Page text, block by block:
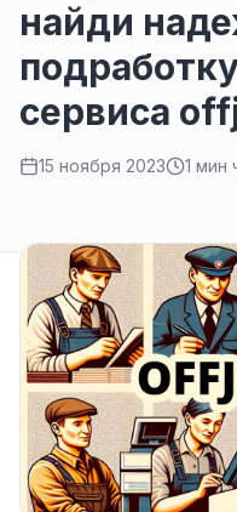
найди
сервиса
15 ноября 2023 1 мин